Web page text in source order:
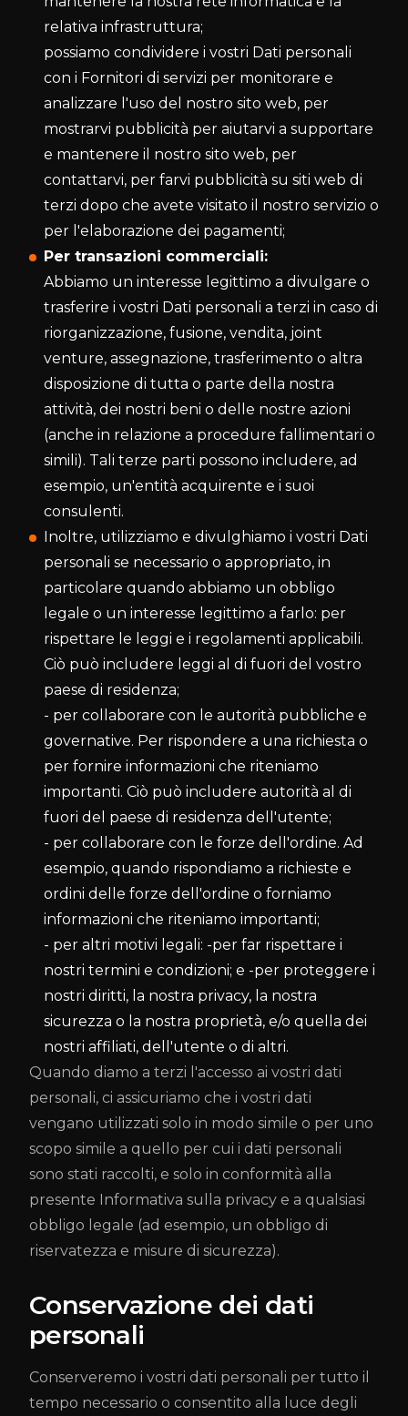
relativa infrastruttura;
possiamo condividere i vostri Dati personali
con i Fornitori di servizi per monitorare e
analizzare l'uso del nostro sito web, per
mostrarvi pubblicità per aiutarvi a supportare
e mantenere il nostro sito web, per
contattarvi, per farvi pubblicità su siti web di
terzi dopo che avete visitato il nostro servizio o
per l'elaborazione dei pagamenti;
Per transazioni commerciali:
Abbiamo un interesse legittimo a divulgare o
trasferire i vostri Dati personali a terzi in caso di
riorganizzazione, fusione, vendita, joint
venture, assegnazione, trasferimento o altra
disposizione di tutta o parte della nostra
attività, dei nostri beni o delle nostre azioni
(anche in relazione a procedure fallimentari o
simili). Tali terze parti possono includere, ad
esempio, un'entità acquirente e i suoi
consulenti.
Inoltre, utilizziamo e divulghiamo i vostri Dati
personali se necessario o appropriato, in
particolare quando abbiamo un obbligo
legale o un interesse legittimo a farlo: per
rispettare le leggi e i regolamenti applicabili.
Ciò può includere leggi al di fuori del vostro
paese di residenza;
- per collaborare con le autorità pubbliche e
governative. Per rispondere a una richiesta o
per fornire informazioni che riteniamo
importanti. Ciò può includere autorità al di
fuori del paese di residenza dell'utente;
- per collaborare con le forze dell'ordine. Ad
esempio, quando rispondiamo a richieste e
ordini delle forze dell'ordine o forniamo
informazioni che riteniamo importanti;
- per altri motivi legali: -per far rispettare i
nostri termini e condizioni; e -per proteggere i
nostri diritti, la nostra privacy, la nostra
sicurezza o la nostra proprietà, e/o quella dei
nostri affiliati, dell'utente o di altri.
Quando diamo a terzi l'accesso ai vostri dati
personali, ci assicuriamo che i vostri dati
vengano utilizzati solo in modo simile o per uno
scopo simile a quello per cui i dati personali
sono stati raccolti, e solo in conformità alla
presente Informativa sulla privacy e a qualsiasi
obbligo legale (ad esempio, un obbligo di
riservatezza e misure di sicurezza).
Conservazione dei dati
personali
Conserveremo i vostri dati personali per tutto il
tempo necessario o consentito alla luce degli